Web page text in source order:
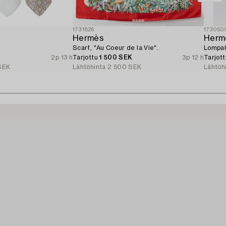
2p 13 h
1731826
Hermès
Scarf, "Au Coeur de la Vie".
Tarjottu1 500 SEK
3p 12 h
Lähtöhinta 2 500 SEK